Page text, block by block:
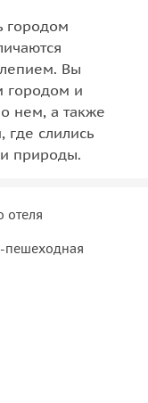
городом
Вы
городом и
нем, а также
где слились
природы.
отеля
пешеходная